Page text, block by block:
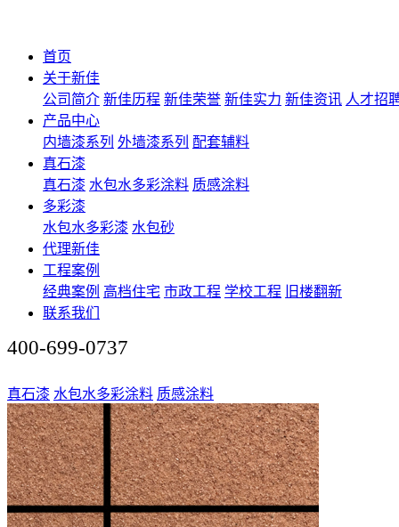
首页
关于新佳
公司简介 新佳历程 新佳荣誉 新佳实力 新佳资讯 人才招
产品中心
内墙漆系列 外墙漆系列 配套辅料
真石漆
真石漆 水包水多彩涂料 质感涂料
多彩漆
水包水多彩漆 水包砂
代理新佳
工程案例
经典案例 高档住宅 市政工程 学校工程
旧楼翻新
联系我们
400-699-0737
真石漆 水包水多彩涂料 质感涂料